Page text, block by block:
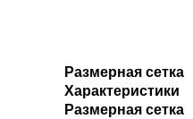
Размерная сетка
Характеристики
Размерная сетка